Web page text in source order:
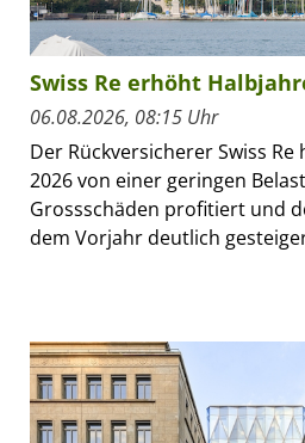
Swiss Re erhöht
06.08.2026, 08:15 Uhr
Der Rückversicherer Swiss
2026 von einer geringen
Grossschäden profitiert und
dem Vorjahr deutlich